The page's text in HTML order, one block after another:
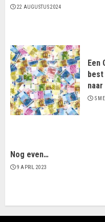
22 AUGUSTUS 2024
Een
naar
5
Nog even…
9 APRIL 2023